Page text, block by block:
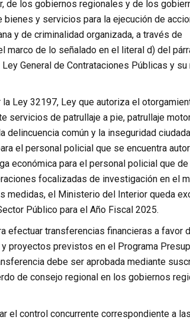
de los gobiernos regionales y de los
y servicios para la ejecución de
y de criminalidad organizada, a través de
de lo señalado en el literal d) del
General de Contrataciones Públicas y su
Ley 32197, Ley que autoriza el
servicios de patrullaje a pie, patrullaje
común y la inseguridad
el personal policial que se encuentra
económica para el personal policial que
focalizadas de investigación en el
medidas, el Ministerio del Interior queda
Público para el Año Fiscal 2025.
efectuar transferencias financieras a favor
proyectos previstos en el Programa
debe ser aprobada mediante
de consejo regional en los gobiernos
el control concurrente correspondiente a las